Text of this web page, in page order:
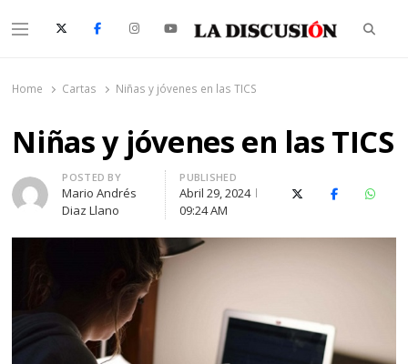
Menu
Home Cartas Niñas y jóvenes en las TICS
Niñas y jóvenes en las TICS
Author
POSTED BY
Mario Andrés
Diaz Llano
PUBLISHED
Abril 29, 2024
09:24 AM
X (Twitter)Facebook